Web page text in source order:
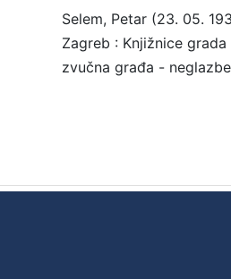
Selem, Petar (23. 05.
Zagreb : Knjižnice grada
zvučna građa -